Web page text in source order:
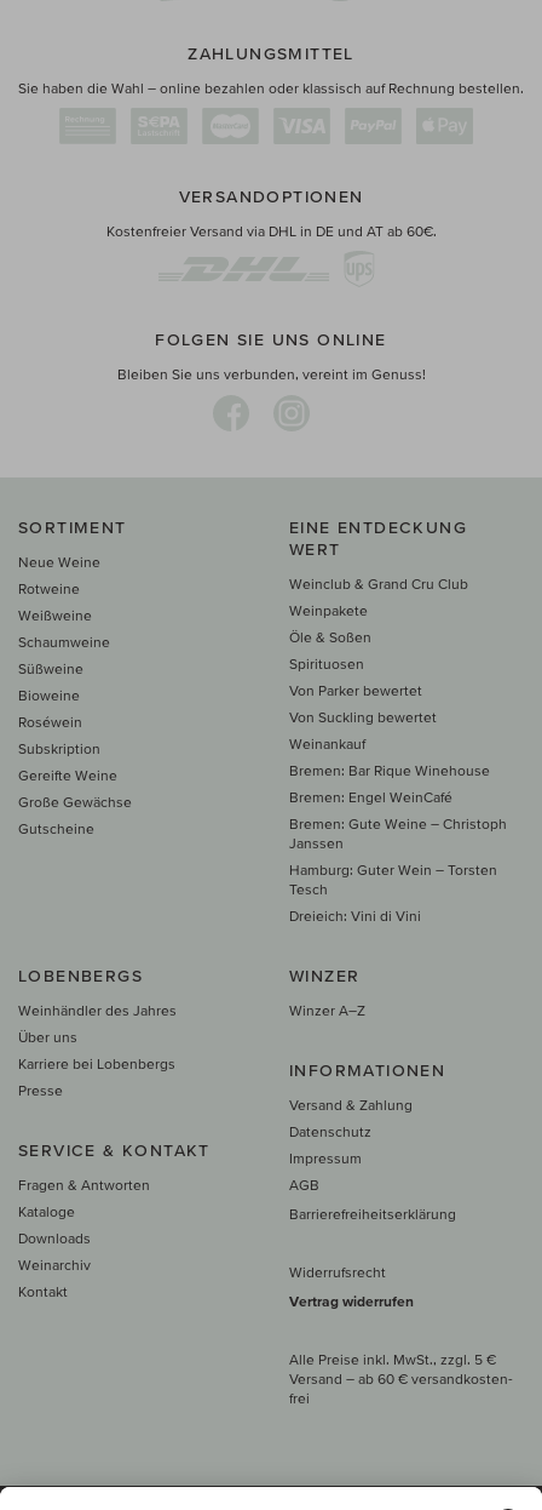
ZAHLUNGSMITTEL
Sie haben die Wahl – online bezahlen oder klassisch auf Rechnung bestellen.
VERSANDOPTIONEN
Kostenfreier Versand via DHL in DE und AT ab 60€.
FOLGEN SIE UNS ONLINE
Bleiben Sie uns verbunden, vereint im Genuss!
SORTIMENT
Neue Weine
Rotweine
Weißweine
Schaumweine
Süßweine
Bioweine
Roséwein
Subskription
Gereifte Weine
Große Gewächse
Gutscheine
EINE ENTDECKUNG
WERT
Weinclub & Grand Cru Club
Weinpakete
Öle & Soßen
Spirituosen
Von Parker bewertet
Von Suckling bewertet
Weinankauf
Bremen: Bar Rique Winehouse
Bremen: Engel WeinCafé
Bremen: Gute Weine – Christoph
Janssen
Hamburg: Guter Wein – Torsten
Tesch
Dreieich: Vini di Vini
LOBENBERGS
Weinhändler des Jahres
Über uns
Karriere bei Lobenbergs
Presse
SERVICE & KONTAKT
Fragen & Antworten
Kataloge
Downloads
Weinarchiv
Kontakt
WINZER
Winzer A–Z
INFORMATIONEN
Versand & Zahlung
Datenschutz
Impressum
AGB
Barrierefreiheitserklärung
Widerrufsrecht
Vertrag widerrufen
Alle Preise inkl. MwSt., zzgl. 5 €
Versand – ab 60 € versand­kosten­
frei